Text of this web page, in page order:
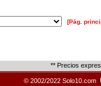
[Pág.
** Precios
© 2002/2022 Solo10.com